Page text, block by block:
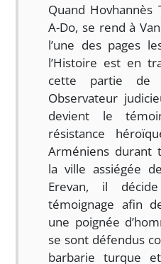
Quand Hovhannès
A-Do, se rend à
l’une des pages
l’Histoire est en
cette partie de
Observateur
devient le
résistance
Arméniens durant
la ville assiégée
Erevan, il
témoignage afin
une poignée
se sont défendus
barbarie turque